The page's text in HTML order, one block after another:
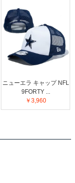
ニューエラ キャップ NFL
9FORTY ...
￥3,960